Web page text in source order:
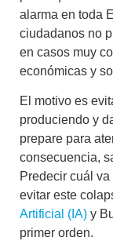
alarma en toda
ciudadanos no
en casos muy
económicas y
El motivo es
produciendo y
prepare para
consecuencia,
Predecir cuál
evitar este
Artificial (IA) y
primer orden.